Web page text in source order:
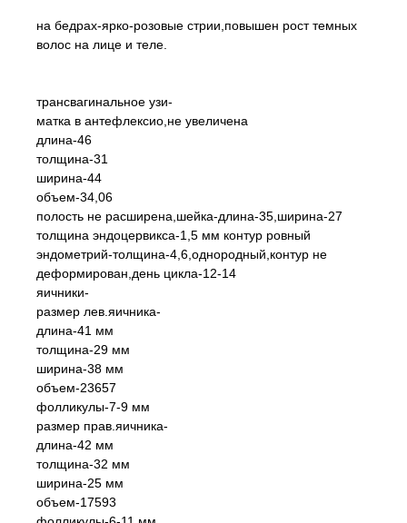
на бедрах-ярко-розовые стрии,повышен рост темных
волос на лице и теле.
трансвагинальное узи-
матка в антефлексио,не увеличена
длина-46
толщина-31
ширина-44
объем-34,06
полость не расширена,шейка-длина-35,ширина-27
толщина эндоцервикса-1,5 мм контур ровный
эндометрий-толщина-4,6,однородный,контур не
деформирован,день цикла-12-14
яичники-
размер лев.яичника-
длина-41 мм
толщина-29 мм
ширина-38 мм
объем-23657
фолликулы-7-9 мм
размер прав.яичника-
длина-42 мм
толщина-32 мм
ширина-25 мм
объем-17593